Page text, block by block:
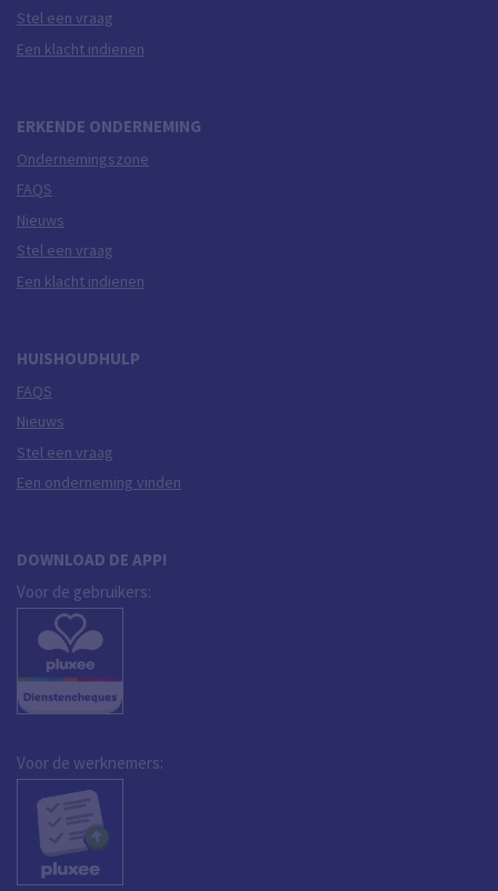
Stel een vraag
Een klacht indienen
ERKENDE ONDERNEMING
Ondernemingszone
FAQS
Nieuws
Stel een vraag
Een klacht indienen
HUISHOUDHULP
FAQS
Nieuws
Stel een vraag
Een onderneming vinden
DOWNLOAD DE APP!
Voor de gebruikers:
Voor de werknemers: